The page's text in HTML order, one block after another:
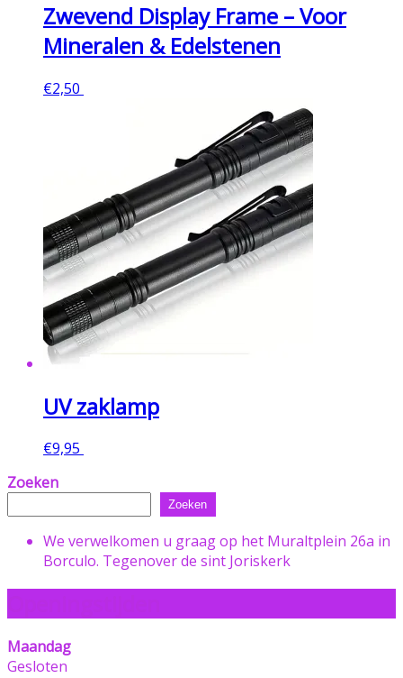
Zwevend Display Frame – Voor
Mineralen & Edelstenen
€2,50
UV zaklamp
€9,95
Zoeken
Zoeken
We verwelkomen u graag op het Muraltplein 26a in
Borculo. Tegenover de sint Joriskerk
Maandag
Gesloten